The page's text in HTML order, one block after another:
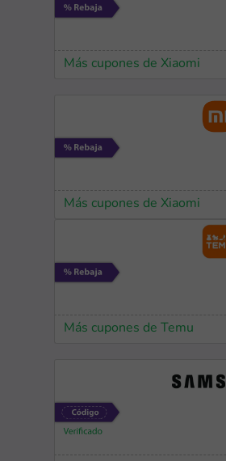
Más cupones de Xiaomi
Más cupones de Xiaomi
Más cupones de Temu